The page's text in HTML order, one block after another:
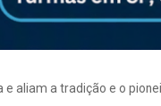
aliam a tradição e o